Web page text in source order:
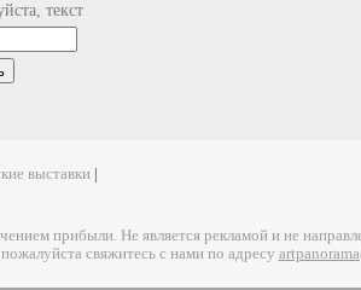
текст
выставки
прибыли. Не является рекламой и не
свяжитесь с нами по адресу